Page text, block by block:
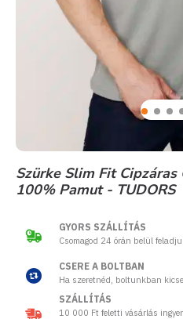
Szürke Slim Fit
100% Pamut - TUDORS
GYORS SZÁLLÍTÁS
Csomagod 24 órán belül
CSERE A BOLTBAN
Ha szeretnéd, boltunkban
SZÁLLÍTÁS
10 000 Ft feletti vásárlás